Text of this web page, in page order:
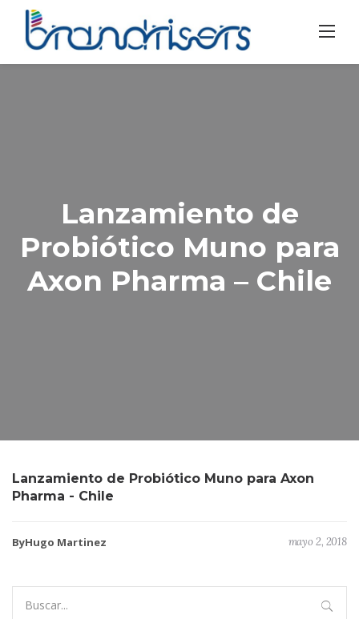
content
Lanzamiento de
Probiótico Muno para
Axon Pharma – Chile
Lanzamiento de Probiótico Muno para Axon
Pharma - Chile
ByHugo Martinez mayo 2, 2018
for: